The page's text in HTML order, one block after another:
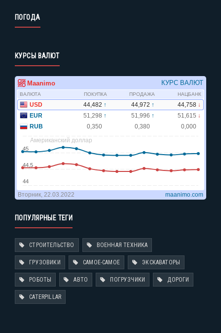
ПОГОДА
КУРСЫ ВАЛЮТ
ПОПУЛЯРНЫЕ ТЕГИ
СТРОИТЕЛЬСТВО ВОЕННАЯ ТЕХНИКА
ГРУЗОВИКИ САМОЕ-САМОЕ ЭКСКАВАТОРЫ
РОБОТЫ АВТО ПОГРУЗЧИКИ ДОРОГИ
CATERPILLAR